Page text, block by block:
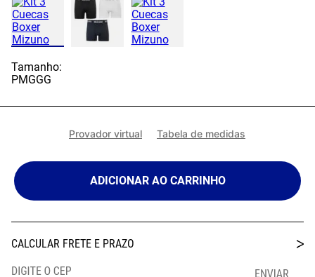
Tamanho:
PMGGG
Provador virtual Tabela de medidas
ADICIONAR AO CARRINHO